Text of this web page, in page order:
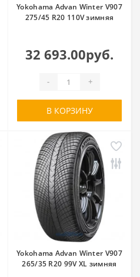
Yokohama Advan Winter V907
275/45 R20 110V зимняя
32 693.00руб.
- +
В КОРЗИНУ
Yokohama Advan Winter V907
265/35 R20 99V XL зимняя